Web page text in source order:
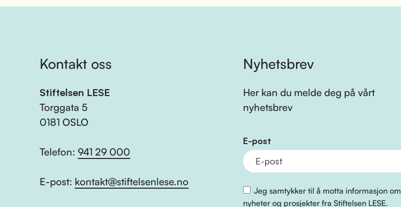
Kontakt oss
Stiftelsen LESE
Torggata 5
0181 OSLO
Telefon: 941 29 000
E-post: kontakt@stiftelsenlese.no
Nyhetsbrev
Her kan du melde deg på vårt
nyhetsbrev
E-post
Jeg samtykker til å motta informasjon om
nyheter og prosjekter fra Stiftelsen LESE.